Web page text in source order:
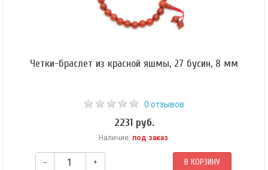
Четки-браслет из красной яшмы, 27 бусин, 8 мм
0 отзывов
2231 руб.
Наличие: под заказ.
– + В КОРЗИНУ